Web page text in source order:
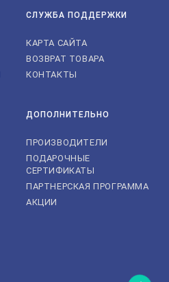
СЛУЖБА ПОДДЕРЖКИ
КАРТА САЙТА
ВОЗВРАТ ТОВАРА
КОНТАКТЫ
ДОПОЛНИТЕЛЬНО
ПРОИЗВОДИТЕЛИ
ПОДАРОЧНЫЕ
СЕРТИФИКАТЫ
ПАРТНЕРСКАЯ ПРОГРАММА
АКЦИИ